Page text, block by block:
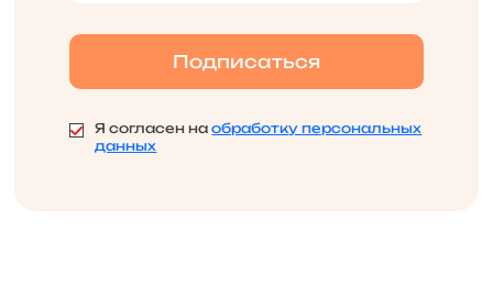
Я согласен наобработку персональных
данных